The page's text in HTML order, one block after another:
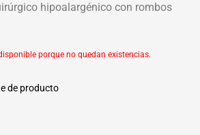
hipoalargénico con rombos
porque no quedan existencias.
de producto